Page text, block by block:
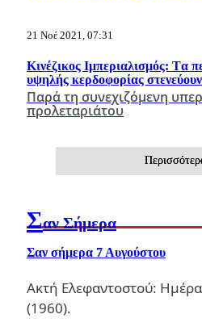
21 Νοέ 2021, 07:31
Κινέζικος Ιμπεριαλισμός: Tα
υψηλής κερδοφορίας στενεύουν
Παρά τη συνεχιζόμενη
προλεταριάτου
Σαν Σήμερα
Σαν σήμερα 7 Αυγούστου
Ακτή Ελεφαντοστού:
(1960).